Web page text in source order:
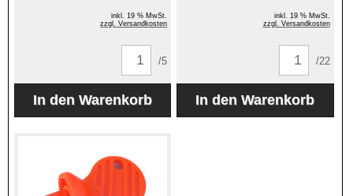
inkl. 19 % MwSt.
zzgl. Versandkosten
/5
inkl. 19 % MwSt.
zzgl. Versandkosten
/22